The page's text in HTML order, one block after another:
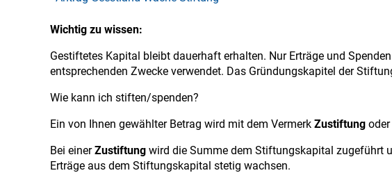
Wichtig zu wissen:
Gestiftetes Kapital bleibt dauerhaft erhalten. Nur Erträge und Spenden
entsprechenden Zwecke verwendet. Das Gründungskapitel der
Wie kann ich stiften/spenden?
Ein von Ihnen gewählter Betrag wird mit dem Vermerk Zustiftung oder
Bei einerZustiftung wird die Summe dem Stiftungskapital zugeführt
Erträge aus dem Stiftungskapital stetig wachsen.